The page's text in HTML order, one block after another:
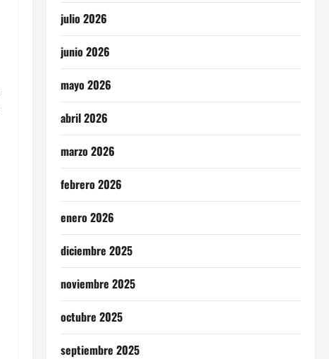
julio 2026
junio 2026
mayo 2026
abril 2026
marzo 2026
febrero 2026
enero 2026
diciembre 2025
noviembre 2025
octubre 2025
septiembre 2025